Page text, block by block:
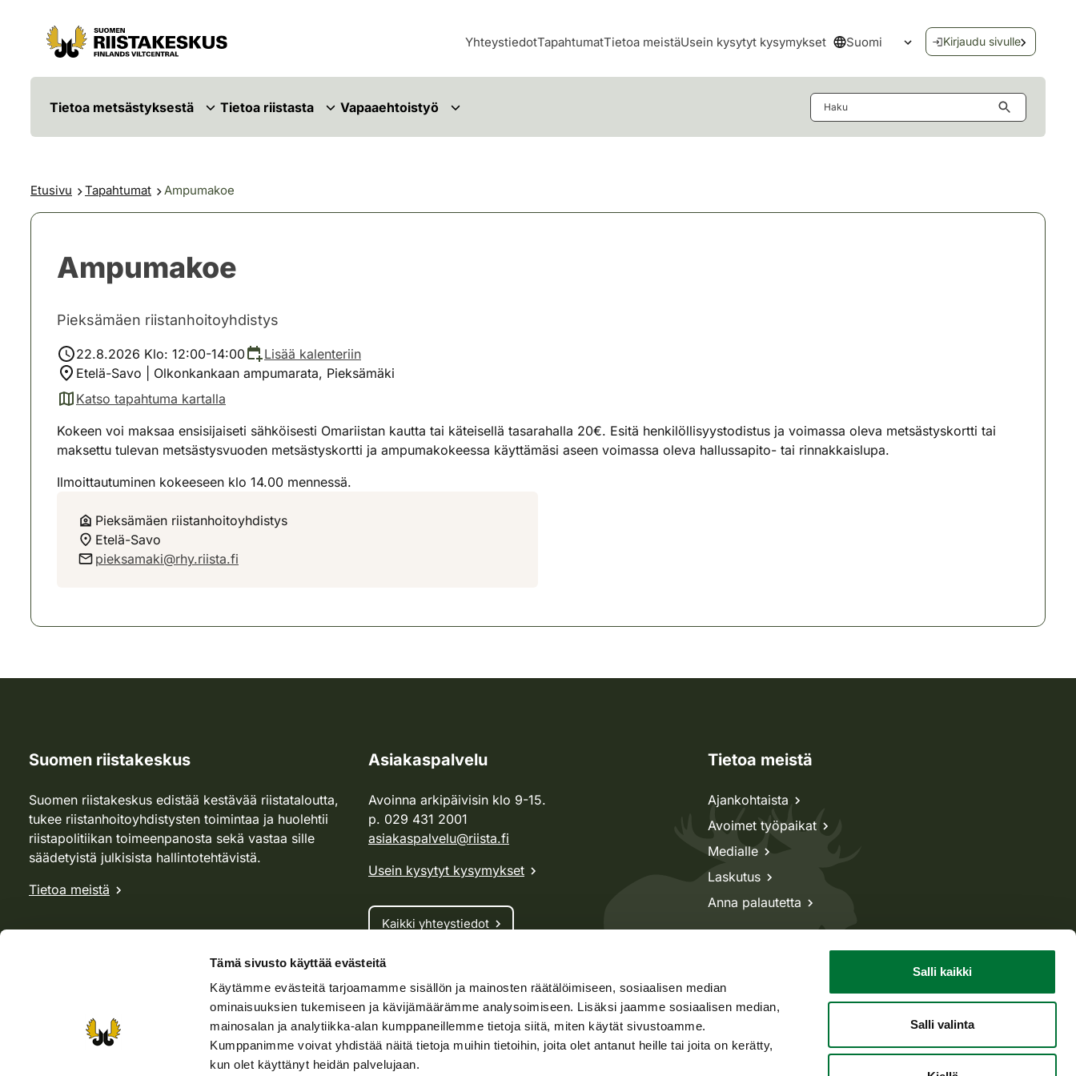
Tämä sivusto käyttää evästeitä
Käytämme evästeitä tarjoamamme sisällön ja mainosten räätälöimiseen, sosiaalisen median
ominaisuuksien tukemiseen ja kävijämäärämme analysoimiseen. Lisäksi jaamme sosiaalisen median,
mainosalan ja analytiikka-alan kumppaneillemme tietoja siitä, miten käytät sivustoamme.
Kumppanimme voivat yhdistää näitä tietoja muihin tietoihin, joita olet antanut heille tai joita on kerätty,
kun olet käyttänyt heidän palvelujaan.
Salli kaikki
Salli valinta
Siirry sisältöön
Siirry sivustokarttaan
YhteystiedotTapahtumatTietoa meistäUsein kysytyt kysymykset Suomi
Avaa kielivalikko
Kirjaudu sivulle
Tietoa metsästyksestä Tietoa riistasta Vapaaehtoistyö
Etusivu Tapahtumat Ampumakoe
Ampumakoe
Pieksämäen riistanhoitoyhdistys
22.8.2026 Klo: 12:00-14:00
Lisää kalenteriin
Etelä-Savo | Olkonkankaan ampumarata, Pieksämäki
Katso tapahtuma kartalla
(avautuu uuteen välilehteen)
Kokeen voi maksaa ensisijaiseti sähköisesti Omariistan kautta tai käteisellä tasarahalla 20€. Esitä henkilöllisyystodistus ja voimassa oleva metsästyskortti tai
maksettu tulevan metsästysvuoden metsästyskortti ja ampumakokeessa käyttämäsi aseen voimassa oleva hallussapito- tai rinnakkaislupa.
Ilmoittautuminen kokeeseen klo 14.00 mennessä.
Pieksämäen riistanhoitoyhdistys
Etelä-Savo
pieksamaki@rhy.riista.fi
Suomen riistakeskus
Suomen riistakeskus edistää kestävää riistataloutta,
tukee riistanhoitoyhdistysten toimintaa ja huolehtii
riistapolitiikan toimeenpanosta sekä vastaa sille
säädetyistä julkisista hallintotehtävistä.
Tietoa meistä
Asiakaspalvelu
Avoinna arkipäivisin klo 9-15.
p. 029 431 2001
asiakaspalvelu@riista.fi
Usein kysytyt kysymykset
Kaikki yhteystiedot
Metsästyskortti-asiat
Oma riista -asiat
Lupa-asiat
Tietoa meistä
Ajankohtaista
Avoimet työpaikat
Medialle
Laskutus
Anna palautetta